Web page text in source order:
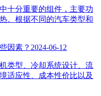
十分重要的组件，主要功
。根据不同的汽车类型和
因素？ 2024-06-12
类型、冷却系统设计、流
适应性、成本性价比以及